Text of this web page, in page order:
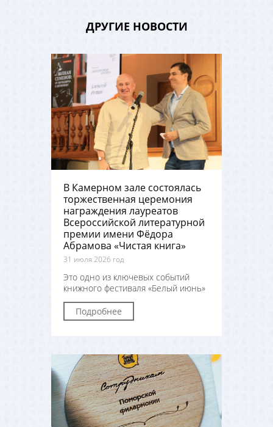
ДРУГИЕ НОВОСТИ
В Камерном зале состоялась
торжественная церемония
награждения лауреатов
Всероссийской литературной
премии имени Фёдора
Абрамова «Чистая книга»
31 июля 2026 год
Это одно из ключевых событий
книжного фестиваля «Белый июнь»
Подробнее